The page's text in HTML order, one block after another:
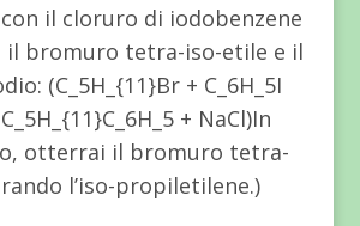
il cloruro di iodobenzene
il bromuro tetra-iso-etile e il
(C_5H_{11}Br + C_6H_5I
+ NaCl)In
otterrai il bromuro tetra-
l’iso-propiletilene.)